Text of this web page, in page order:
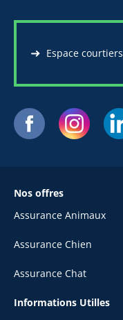
Espace courtiers
Nos offres
Assurance Animaux
Assurance Chien
Assurance Chat
Informations Utilles